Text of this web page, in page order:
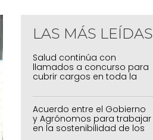
LAS MÁS LEÍDAS
Salud continúa con
llamados a concurso para
cubrir cargos en toda la
Acuerdo entre el Gobierno
y Agrónomos para trabajar
en la sostenibilidad de los